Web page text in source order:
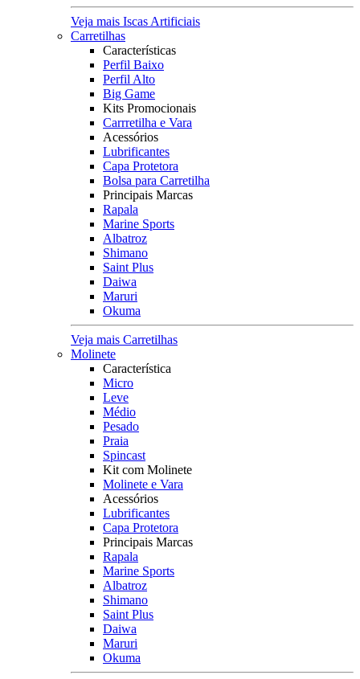
Veja mais Iscas Artificiais
Carretilhas
Características
Perfil Baixo
Perfil Alto
Big Game
Kits Promocionais
Carrretilha e Vara
Acessórios
Lubrificantes
Capa Protetora
Bolsa para Carretilha
Principais Marcas
Rapala
Marine Sports
Albatroz
Shimano
Saint Plus
Daiwa
Maruri
Okuma
Veja mais Carretilhas
Molinete
Característica
Micro
Leve
Médio
Pesado
Praia
Spincast
Kit com Molinete
Molinete e Vara
Acessórios
Lubrificantes
Capa Protetora
Principais Marcas
Rapala
Marine Sports
Albatroz
Shimano
Saint Plus
Daiwa
Maruri
Okuma